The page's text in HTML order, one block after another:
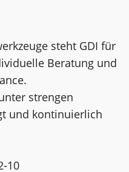
steht GDI für
Beratung und
strengen
und kontinuierlich
10